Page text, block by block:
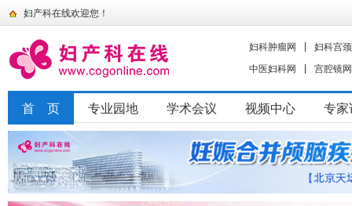
妇产科在线欢迎您！
妇科肿瘤网
妇科宫
中医妇科网
宫腔镜网
首 页 专业园地 学术会议 视频中心 专家